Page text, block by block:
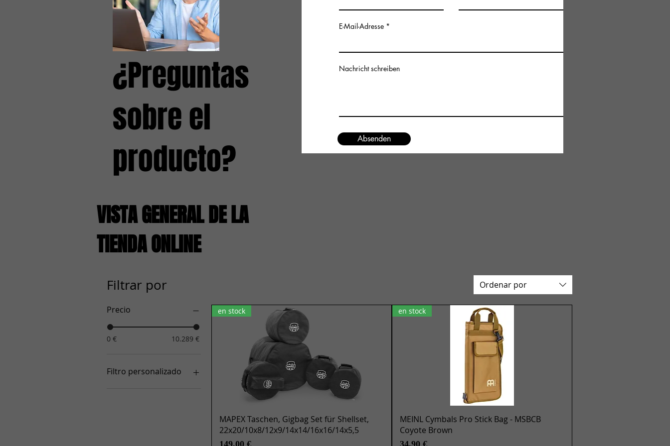
¿Preguntas
sobre el
producto?
E-Mail-Adresse
Nachricht schreiben
Absenden
VISTA GENERAL DE LA
TIENDA ONLINE
Filtrar por
Precio
0 € 10.289 €
Filtro personalizado
Ordenar por
Vista rápida
en stock
MAPEX Taschen, Gigbag Set für Shellset,
22x20/10x8/12x9/14x14/16x16/14x5,5
Precio
Vista rápida
en stock
MEINL Cymbals Pro Stick Bag - MSBCB
Coyote Brown
Precio